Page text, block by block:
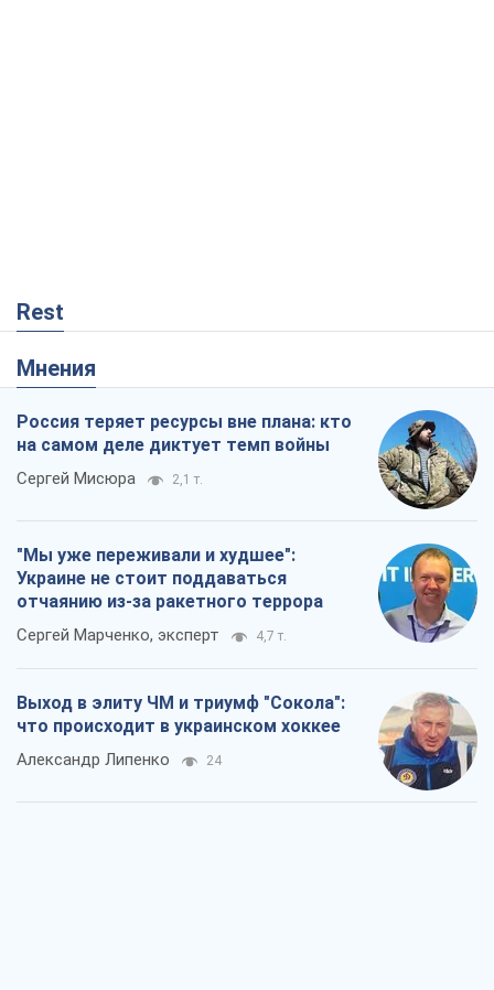
Rest
Мнения
Россия теряет ресурсы вне плана: кто
на самом деле диктует темп войны
Сергей Мисюра 2,1 т.
"Мы уже переживали и худшее":
Украине не стоит поддаваться
отчаянию из-за ракетного террора
Сергей Марченко, эксперт 4,7 т.
Выход в элиту ЧМ и триумф "Сокола":
что происходит в украинском хоккее
Александр Липенко 24